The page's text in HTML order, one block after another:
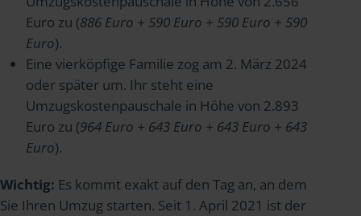
Euro zu (886 Euro + 590 Euro + 590 Euro + 590
Euro).
Eine vierköpfige Familie zog am 2. März 2024
oder später um. Ihr steht eine
Umzugskostenpauschale in Höhe von 2.893
Euro zu (964 Euro + 643 Euro + 643 Euro + 643
Euro).
Wichtig: Es kommt exakt auf den Tag an, an dem
Sie Ihren Umzug starten. Seit 1. April 2021 ist der